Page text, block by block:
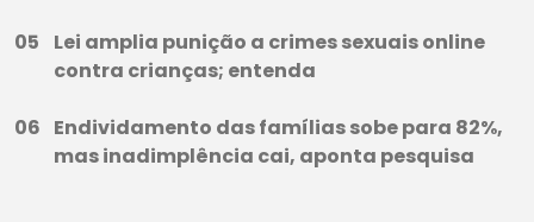
Lei amplia punição a crimes sexuais online
contra crianças; entenda
Endividamento das famílias sobe para 82%,
mas inadimplência cai, aponta pesquisa